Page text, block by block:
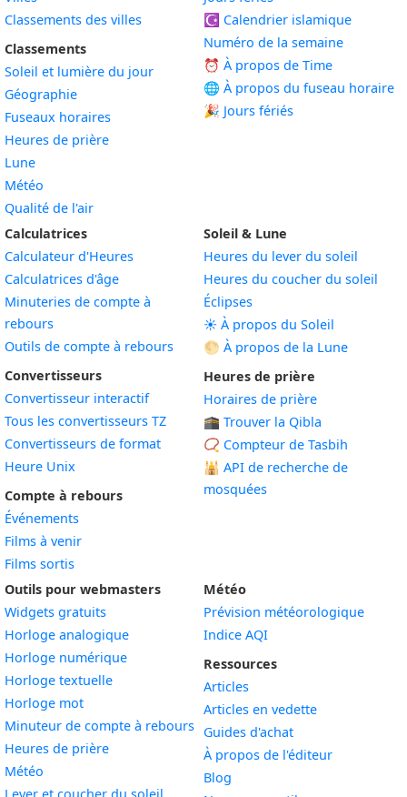
Classements des villes
Classements
Soleil et lumière du jour
Géographie
Fuseaux horaires
Heures de prière
Lune
Météo
Qualité de l'air
☪️ Calendrier islamique
Numéro de la semaine
⏰ À propos de Time
🌐 À propos du fuseau horaire
🎉 Jours fériés
Calculatrices
Calculateur d'Heures
Calculatrices d'âge
Minuteries de compte à
rebours
Outils de compte à rebours
Convertisseurs
Convertisseur interactif
Tous les convertisseurs TZ
Convertisseurs de format
Heure Unix
Compte à rebours
Événements
Films à venir
Films sortis
Soleil & Lune
Heures du lever du soleil
Heures du coucher du soleil
Éclipses
☀️ À propos du Soleil
🌕 À propos de la Lune
Heures de prière
Horaires de prière
🕋 Trouver la Qibla
📿 Compteur de Tasbih
🕌 API de recherche de
mosquées
Outils pour webmasters
Widgets gratuits
Horloge analogiqueWidget
Horloge numériqueWidget
Horloge textuelleWidget
Horloge motWidget
Minuteur de compte à rebours Widget
Heures de prièreWidget
Météo
Météo
Prévision météorologique
Indice AQI
Ressources
Articles
Articles en vedette
Guides d'achat
À propos de l'éditeur
Blog